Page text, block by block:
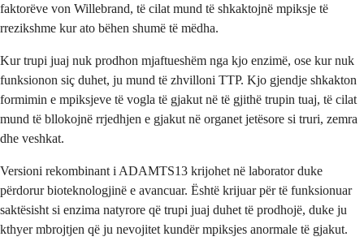
faktorëve von Willebrand, të cilat mund të shkaktojnë mpiksje të
rrezikshme kur ato bëhen shumë të mëdha.
Kur trupi juaj nuk prodhon mjaftueshëm nga kjo enzimë, ose kur nuk
funksionon siç duhet, ju mund të zhvilloni TTP. Kjo gjendje shkakton
formimin e mpiksjeve të vogla të gjakut në të gjithë trupin tuaj, të cilat
mund të bllokojnë rrjedhjen e gjakut në organet jetësore si truri, zemra
dhe veshkat.
Versioni rekombinant i ADAMTS13 krijohet në laborator duke
përdorur bioteknologjinë e avancuar. Është krijuar për të funksionuar
saktësisht si enzima natyrore që trupi juaj duhet të prodhojë, duke ju
kthyer mbrojtjen që ju nevojitet kundër mpiksjes anormale të gjakut.